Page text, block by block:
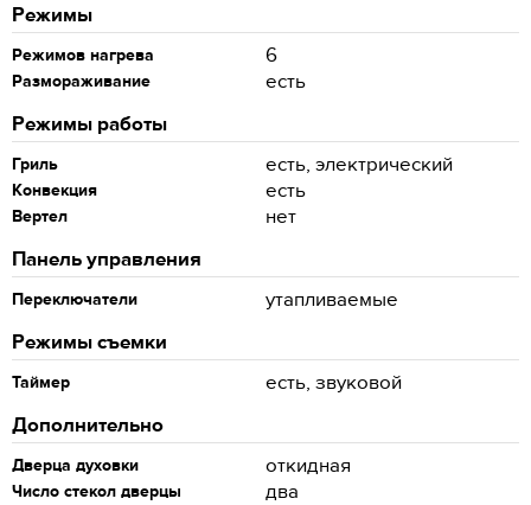
Режимы
Режимов нагрева 6
Размораживание
есть
Режимы работы
Гриль есть, электрический
Конвекция есть
Вертел
нет
Панель управления
Переключатели
утапливаемые
Режимы съемки
Таймер
есть, звуковой
Дополнительно
Дверца духовки откидная
Число стекол дверцы
два